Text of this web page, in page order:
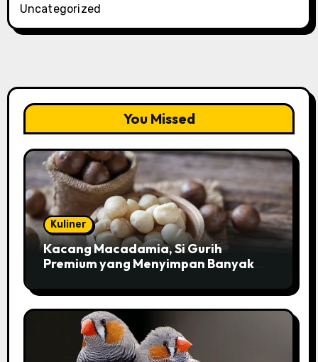
Uncategorized
You Missed
Kuliner
Kacang Macadamia, Si Gurih
Premium yang Menyimpan Banyak